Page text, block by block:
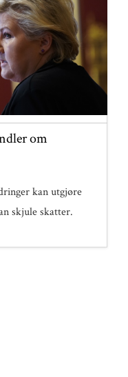
om
kan utgjøre
skjule skatter.